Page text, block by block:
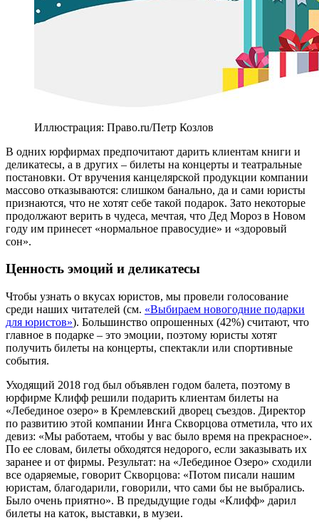
Иллюстрация: Право.ru/Петр Козлов
В одних юрфирмах предпочитают дарить клиентам книги и
деликатесы, а в других – билеты на концерты и театральные
постановки. От вручения канцелярской продукции компании
массово отказываются: слишком банально, да и сами юристы
признаются, что не хотят себе такой подарок. Зато некоторые
продолжают верить в чудеса, мечтая, что Дед Мороз в Новом
году им принесет «нормальное правосудие» и «здоровый
сон».
Ценность эмоций и деликатесы
Чтобы узнать о вкусах юристов, мы провели голосование
среди наших читателей (см. «Выбираем новогодние подарки
для юристов»). Большинство опрошенных (42%) считают, что
главное в подарке – это эмоции, поэтому юристы хотят
получить билеты на концерты, спектакли или спортивные
события.
Уходящий 2018 год был объявлен годом балета, поэтому в
юрфирме Клифф решили подарить клиентам билеты на
«Лебединое озеро» в Кремлевский дворец съездов. Директор
по развитию этой компании Инга Скворцова отметила, что их
девиз: «Мы работаем, чтобы у вас было время на прекрасное».
По ее словам, билеты обходятся недорого, если заказывать их
заранее и от фирмы. Результат: на «Лебединое Озеро» сходили
все одаряемые, говорит Скворцова: «Потом писали нашим
юристам, благодарили, говорили, что сами бы не выбрались.
Было очень приятно». В предыдущие годы «Клифф» дарил
билеты на каток, выставки, в музеи.